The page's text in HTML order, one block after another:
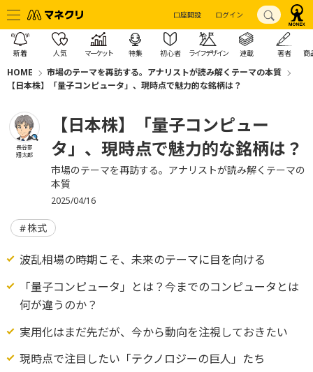
口座開設 ログイン
新着 人気 マーケット 特集 初心者 ライフデザイン 連載 著者 商
HOME
市場のテーマを再訪する。アナリストが読み解くテーマの本質
【日本株】「量子コンピュータ」、現時点で魅力的な銘柄は？
長谷部
翔太郎
【日本株】「量子コンピュー
タ」、現時点で魅力的な銘柄は？
市場のテーマを再訪する。アナリストが読み解くテーマの
本質
2025/04/16
株式
波乱相場の時期こそ、未来のテーマに目を向ける
「量子コンピュータ」とは？今までのコンピュータとは
何が違うのか？
実用化はまだ先だが、今から動向を注視しておきたい
現時点で注目したい「テクノロジーの巨人」たち